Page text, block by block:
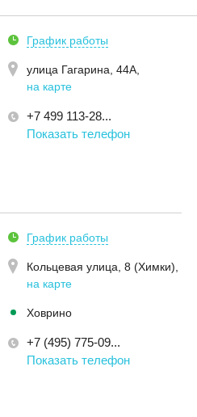
График работы
улица Гагарина, 44А
на карте
+7 499 113-28...
Показать телефон
График работы
Кольцевая улица, 8 (Химки)
на карте
Ховрино
+7 (495) 775-09...
Показать телефон